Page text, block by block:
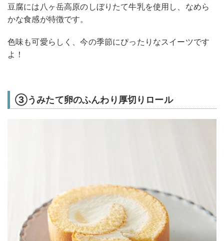
豆腐には八ヶ岳高原のしぼりたて牛乳を使用し、なめら
かな食感が特徴です。
色味も可愛らしく、今の季節にぴったりなスイーツです
よ！
③うみたて卵のふんわり厚切りロール